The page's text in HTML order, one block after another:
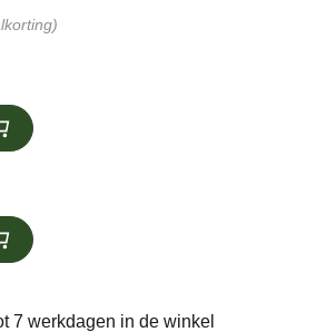
7 werkdagen in de winkel